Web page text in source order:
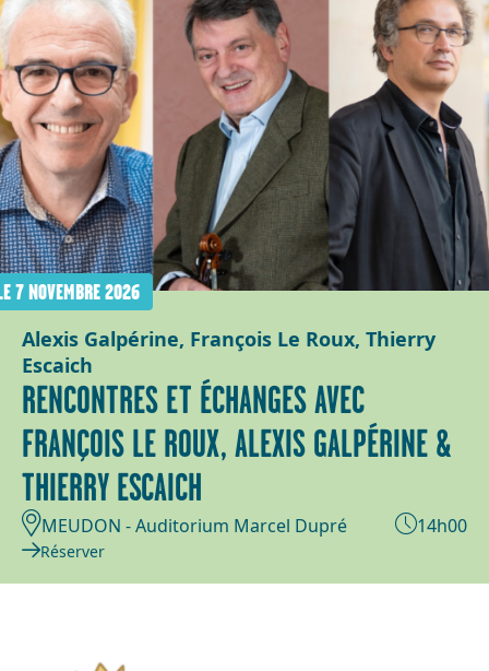
7 NOVEMBRE 2026
Alexis Galpérine, François Le Roux, Thierry
Escaich
RENCONTRES ET ÉCHANGES AVEC
FRANÇOIS LE ROUX, ALEXIS GALPÉRINE &
THIERRY ESCAICH
MEUDON - Auditorium Marcel Dupré 14h00
Réserver